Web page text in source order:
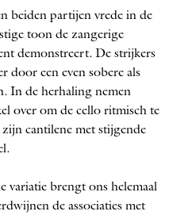
beiden partijen vrede in de
toon de zangerige
demonstreert. De strijkers
door een even sobere als
In de herhaling nemen
over om de cello ritmisch te
cantilene met stijgende
variatie brengt ons helemaal
de associaties met